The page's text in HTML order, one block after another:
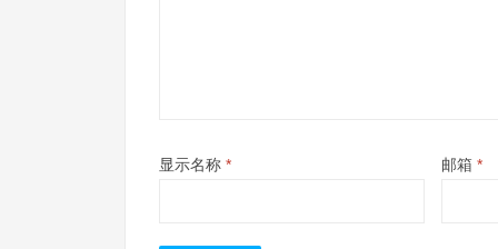
显示名称 * 邮箱 *